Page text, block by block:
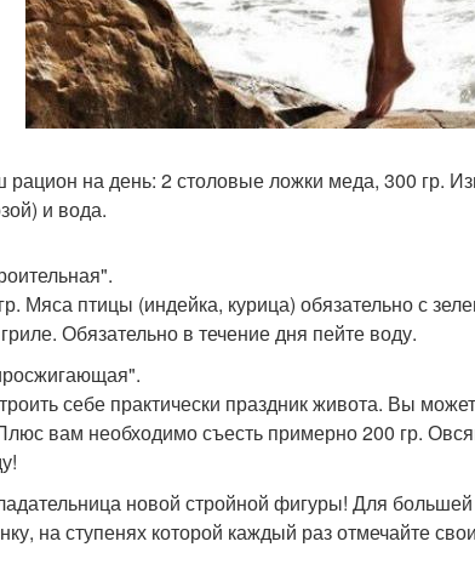
рацион на день: 2 столовые ложки меда, 300 гр.
и вода.
Мяса птицы (индейка, курица) обязательно с
Обязательно в течение дня пейте воду.
себе практически праздник живота. Вы
вам необходимо съесть примерно 200 гр.
новой стройной фигуры! Для
на ступенях которой каждый раз отмечайте